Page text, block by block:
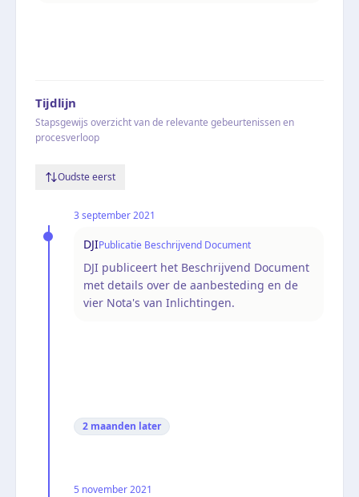
Tijdlijn
Stapsgewijs overzicht van de relevante gebeurtenissen en
procesverloop
Oudste eerst
3 september 2021
DJIPublicatie Beschrijvend Document
DJI publiceert het Beschrijvend Document
met details over de aanbesteding en de
vier Nota's van Inlichtingen.
2 maanden later
5 november 2021